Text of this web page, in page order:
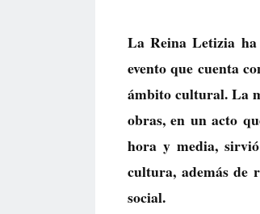
La Reina Letizia
evento que cuenta
ámbito cultural. La
obras, en un acto
hora y media,
cultura, además de
social.